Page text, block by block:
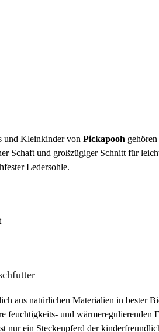
und Kleinkinder von Pickapooh
Schaft und großzügiger Schnitt für
Ledersohle.
aus natürlichen Materialien in
feuchtigkeits- und
nur ein Steckenpferd der